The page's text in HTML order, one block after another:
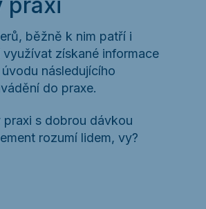
běžně k nim patří i
získané informace
následujícího
do praxe.
s dobrou dávkou
rozumí lidem, vy?